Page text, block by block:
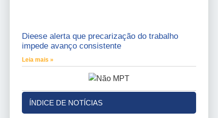
Dieese alerta que precarização do trabalho
impede avanço consistente
Leia mais »
ÍNDICE DE NOTÍCIAS